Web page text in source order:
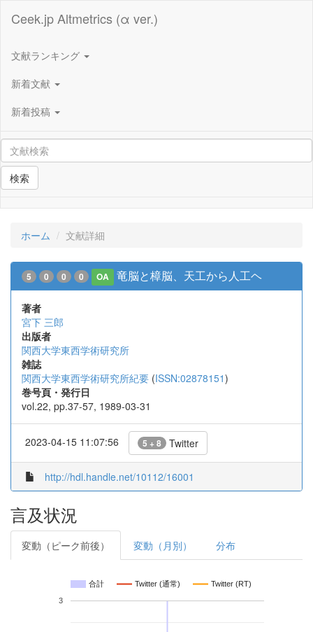
Ceek.jp Altmetrics (α ver.)
文献ランキング
新着文献
新着投稿
検索
ホーム 文献詳細
5 0 0 0 OA 竜脳と樟脳、天工から人工ヘ
著者
宮下 三郎
出版者
関西大学東西学術研究所
雑誌
関西大学東西学術研究所紀要 (ISSN:02878151)
巻号頁・発行日
vol.22, pp.37-57, 1989-03-31
2023-04-15 11:07:56 5 + 8 Twitter
http://hdl.handle.net/10112/16001
言及状況
変動（ピーク前後） 変動（月別） 分布
合計 Twitter (通常) Twitter (RT)
3